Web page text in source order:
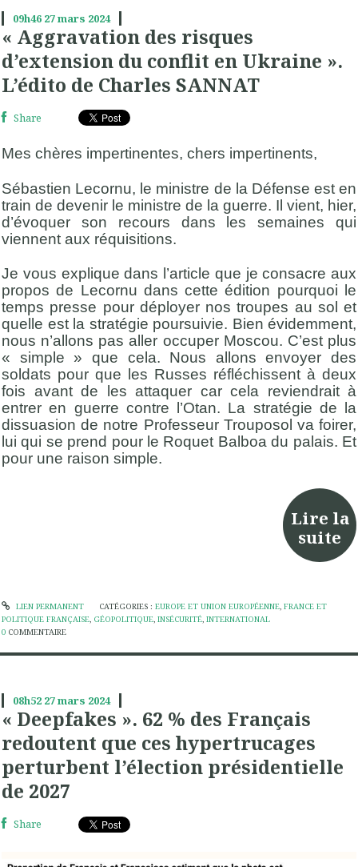
09h46 27mars 2024
« Aggravation des risques
d’extension du conflit en Ukraine ».
L’édito de Charles SANNAT
Share
Mes chères impertinentes, chers impertinents,
Sébastien Lecornu, le ministre de la Défense est en
train de devenir le ministre de la guerre. Il vient, hier,
d’évoquer son recours dans les semaines qui
viennent aux réquisitions.
Je vous explique dans l’article que je consacre aux
propos de Lecornu dans cette édition pourquoi le
temps presse pour déployer nos troupes au sol et
quelle est la stratégie poursuivie. Bien évidemment,
nous n’allons pas aller occuper Moscou. C’est plus
« simple » que cela. Nous allons envoyer des
soldats pour que les Russes réfléchissent à deux
fois avant de les attaquer car cela reviendrait à
entrer en guerre contre l’Otan. La stratégie de la
dissuasion de notre Professeur Trouposol va foirer,
lui qui se prend pour le Roquet Balboa du palais. Et
pour une raison simple.
Lire la
suite
LIEN PERMANENT CATÉGORIES : EUROPE ET UNION EUROPÉENNE, FRANCE ET
POLITIQUE FRANÇAISE, GÉOPOLITIQUE, INSÉCURITÉ, INTERNATIONAL
0 COMMENTAIRE
08h52 27mars 2024
« Deepfakes ». 62 % des Français
redoutent que ces hypertrucages
perturbent l’élection présidentielle
de 2027
Share